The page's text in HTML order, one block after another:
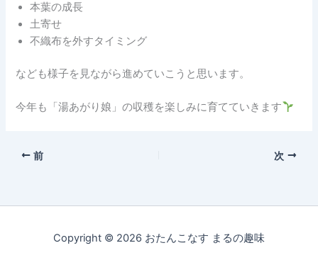
本葉の成長
土寄せ
不織布を外すタイミング
なども様子を見ながら進めていこうと思います。
今年も「湯あがり娘」の収穫を楽しみに育てていきます
前 次
Copyright © 2026 おたんこなす まるの趣味